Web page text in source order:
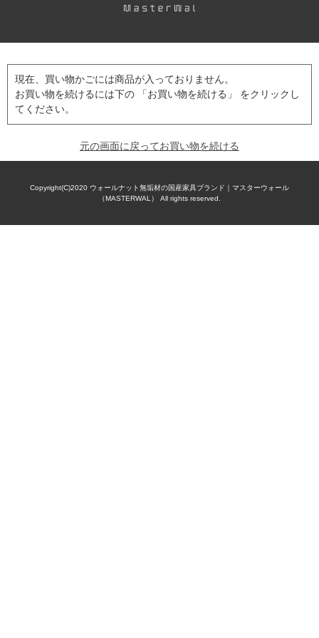
現在、買い物かごには商品が入っておりません。
お買い物を続けるには下の 「お買い物を続ける」 をクリックし
てください。
元の画面に戻ってお買い物を続ける
Copyright(C)2020 ウォールナット無垢材の国産家具ブランド｜マスターウォール
（MASTERWAL） All rights reserved.